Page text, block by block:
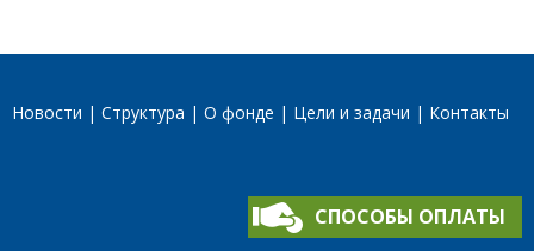
Новости Структура О фонде Цели и задачи Контакты
СПОСОБЫ ОПЛАТЫ